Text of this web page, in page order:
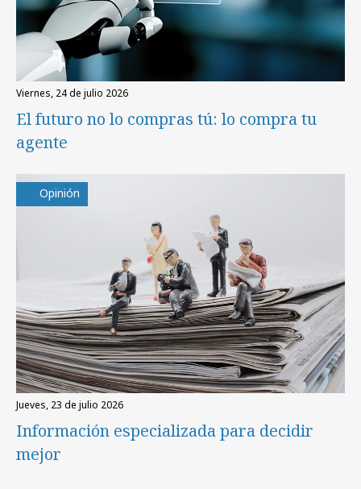
viernes, 24 de julio 2026
El futuro no lo compras tú: lo compra tu
agente
Opinión
jueves, 23 de julio 2026
Información especializada para decidir
mejor